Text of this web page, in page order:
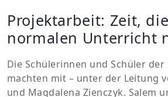
Projektarbeit: Zeit,
normalen Unterricht
Die Schülerinnen und Schüler der
machten mit – unter der Leitung
und Magdalena Zienczyk. Salem